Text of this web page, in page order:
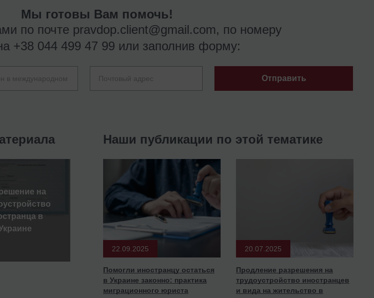
Мы готовы Вам помочь!
по почте pravdop.client@gmail.com, по номеру
+38 044 499 47 99 или заполнив форму:
Отправить
на
в
Наши публикации по этой тематике
22.09.2025
Помогли иностранцу остаться
в Украине законно: практика
миграционного юриста
20.07.2025
Продление разрешения на
трудоустройство иностранцев
и вида на жительство в